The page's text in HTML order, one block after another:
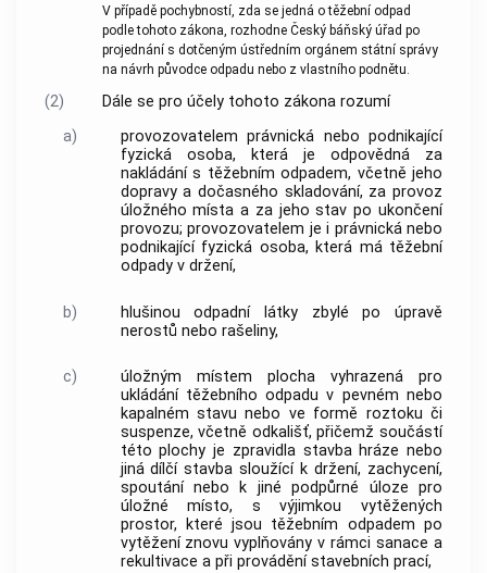
V případě pochybností, zda se jedná otěžební odpad
podle tohoto zákona, rozhodne Český báňský úřad po
projednání s dotčeným ústředním orgánem státní správy
na návrh původce odpadu nebo z vlastního podnětu.
(2)
Dále se pro účely tohoto zákona rozumí
a)
provozovatelem právnická nebo podnikající
fyzická osoba, která je odpovědná za
nakládání s těžebním odpadem, včetně jeho
dopravy a dočasného skladování, za provoz
úložného místa a za jeho stav po ukončení
provozu;provozovatelem je i právnická nebo
podnikající fyzická osoba, která má těžební
odpady v držení,
b) hlušinou odpadní látky zbylé po úpravě
nerostů nebo rašeliny,
c)
úložným místem plocha vyhrazená pro
ukládání těžebního odpadu v pevném nebo
kapalném stavu nebo ve formě roztoku či
suspenze, včetně odkališť, přičemž součástí
této plochy je zpravidla stavba hráze nebo
jiná dílčí stavba sloužící k držení, zachycení,
spoutání nebo k jiné podpůrné úloze pro
úložné místo, s výjimkou vytěžených
prostor, které jsou těžebním odpadem po
vytěžení znovu vyplňovány v rámci sanace a
rekultivace a při provádění stavebních prací,